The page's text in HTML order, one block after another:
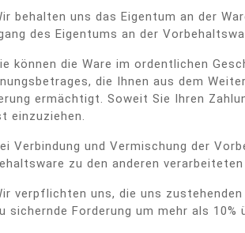
behalten uns das Eigentum an der
des Eigentums an der
können die Ware im ordentlichen
die Ihnen aus dem
ermächtigt. Soweit Sie Ihren
einzuziehen.
Verbindung und Vermischung der
zu den anderen
verpflichten uns, die uns
sichernde Forderung um mehr als